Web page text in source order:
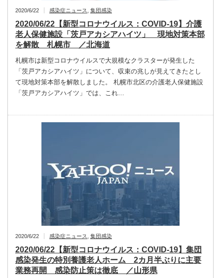
2020/6/22 感染症ニュース 集団感染
2020/06/22【新型コロナウイルス：COVID-19】介護
老人保健施設「茨戸アカシアハイツ」 現地対策本部
を解散 札幌市 ／北海道
札幌市は新型コロナウイルスで大規模なクラスターが発生した
「茨戸アカシアハイツ」について、収束の兆しが見えてきたとし
て現地対策本部を解散しました。 札幌市北区の介護老人保健施設
「茨戸アカシアハイツ」では、これ…
2020/6/22 感染症ニュース 集団感染
2020/06/22【新型コロナウイルス：COVID-19】集団
感染発生の特別養護老人ホーム 2カ月半ぶりに主要
業務再開 感染防止策は徹底 ／山形県